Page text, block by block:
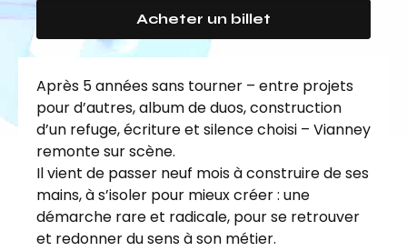
Acheter un billet
Après 5 années sans tourner – entre projets
pour d’autres, album de duos, construction
d’un refuge, écriture et silence choisi – Vianney
remonte sur scène.
Il vient de passer neuf mois à construire de ses
mains, à s’isoler pour mieux créer : une
démarche rare et radicale, pour se retrouver
et redonner du sens à son métier.